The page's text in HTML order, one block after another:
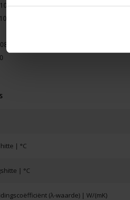
x 16 x 16
| °C
| °C
(λ-waarde) | W/(mK)